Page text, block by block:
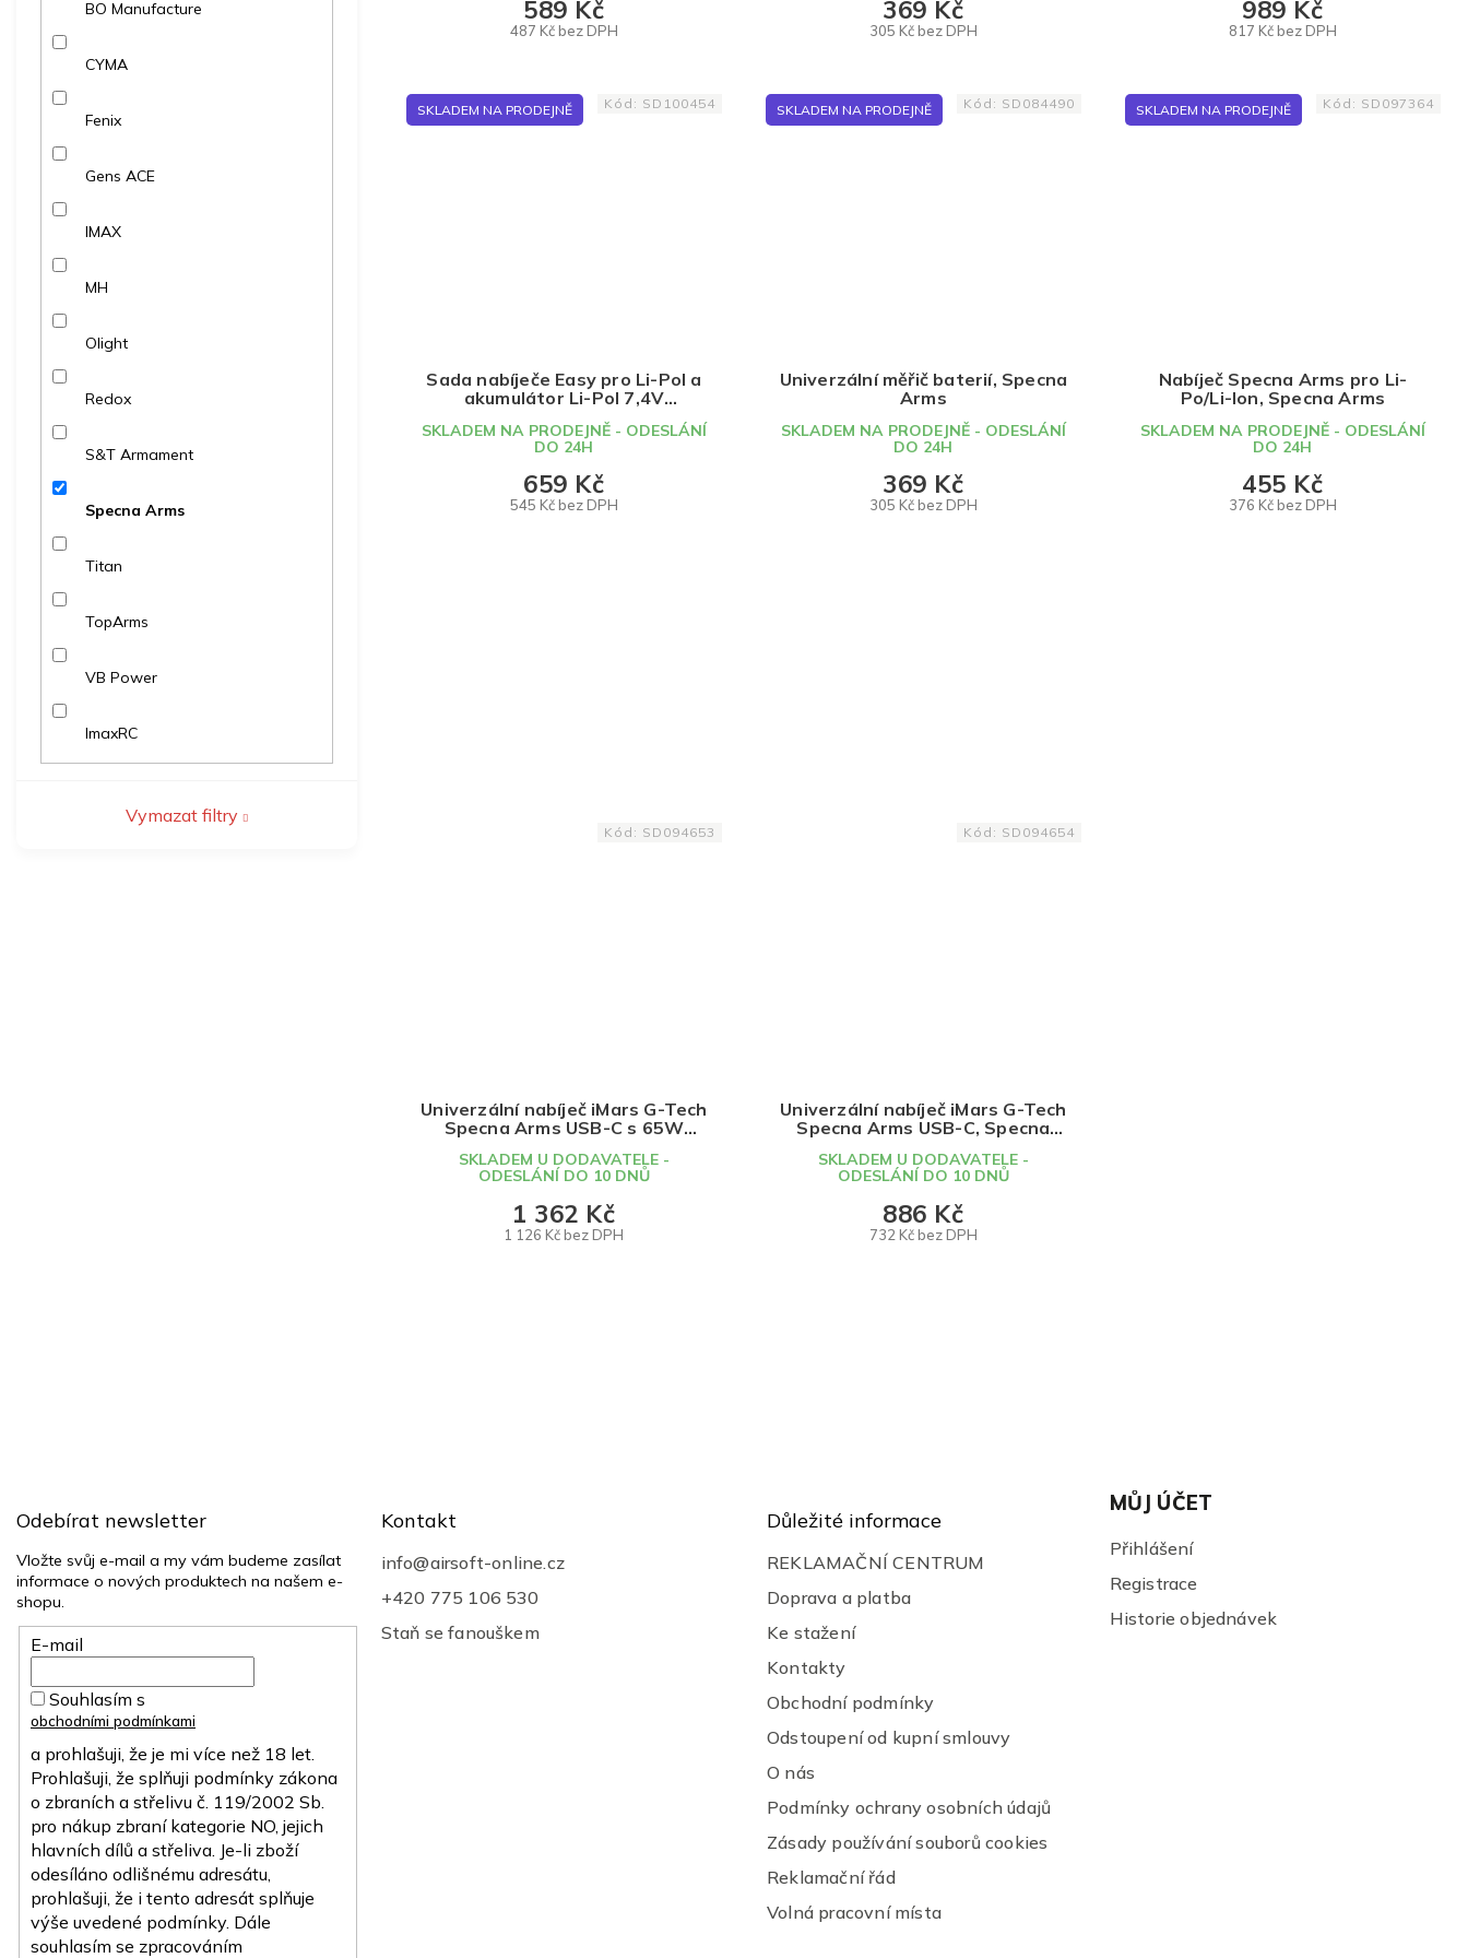
BO Manufacture
CYMA
Fenix
Gens ACE
IMAX
MH
Olight
Redox
S&T Armament
Specna Arms
Titan
TopArms
VB Power
ImaxRC
Vymazat filtry
487 Kč bez DPH
589 Kč
305 Kč bez DPH
369 Kč
817 Kč bez DPH
989 Kč
SKLADEM NA PRODEJNĚ
Sada nabíječe Easy pro Li-Pol a
akumulátor Li-Pol 7,4V
1000mAh, Specna Arms
SKLADEM NA PRODEJNĚ - ODESLÁNÍ
DO 24H
545 Kč bez DPH
659 Kč
Kód: SD100454 SKLADEM NA PRODEJNĚ
Univerzální měřič baterií, Specna
Arms
SKLADEM NA PRODEJNĚ - ODESLÁNÍ
DO 24H
305 Kč bez DPH
369 Kč
Kód: SD084490 SKLADEM NA PRODEJNĚ
Nabíječ Specna Arms pro Li-
Po/Li-Ion, Specna Arms
SKLADEM NA PRODEJNĚ - ODESLÁNÍ
DO 24H
376 Kč bez DPH
455 Kč
Kód: SD097364
Univerzální nabíječ iMars G-Tech
Specna Arms USB-C s 65W
SKLADEM U DODAVATELE -
ODESLÁNÍ DO 10 DNŮ
1 126 Kč bez DPH
1 362 Kč
Kód: SD094653
Univerzální nabíječ iMars G-Tech
Specna Arms USB-C, Specna
SKLADEM U DODAVATELE -
ODESLÁNÍ DO 10 DNŮ
732 Kč bez DPH
886 Kč
Kód: SD094654
r
v
k
y
u
Odebírat newsletter
Vložte svůj e-mail a my vám budeme zasílat
informace o nových produktech na našem e-
shopu.
E-mail
Souhlasím s
obchodními podmínkami
a prohlašuji, že je mi více než 18 let.
Prohlašuji, že splňuji podmínky zákona
o zbraních a střelivu č. 119/2002 Sb.
pro nákup zbraní kategorie NO, jejich
hlavních dílů a střeliva. Je-li zboží
odesíláno odlišnému adresátu,
prohlašuji, že i tento adresát splňuje
výše uvedené podmínky. Dále
souhlasím se zpracováním
Kontakt
info@airsoft-online.cz
+420 775 106 530
Staň se fanouškem
Důležité informace
REKLAMAČNÍ CENTRUM
Doprava a platba
Ke stažení
Kontakty
Obchodní podmínky
Odstoupení od kupní smlouvy
O nás
Podmínky ochrany osobních údajů
Zásady používání souborů cookies
Reklamační řád
Volná pracovní místa
MŮJ ÚČET
Přihlášení
Registrace
Historie objednávek